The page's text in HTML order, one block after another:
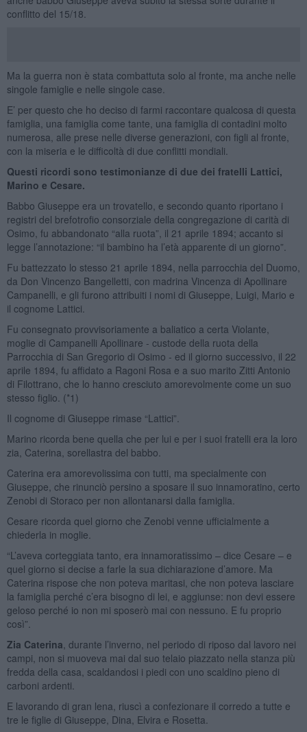
conflitto del 15/18.
Ma la guerra non è stata combattuta solo al fronte, ma anche nelle
singole famiglie e nelle singole case.
E’ per questo che ho deciso di farmi raccontare qualcosa di questa
famiglia, una famiglia come tante, una famiglia di contadini molto
numerosa, alle prese nelle diverse generazioni, con figli al fronte,
con la miseria e le difficoltà di due conflitti mondiali.
Questi ricordi sono testimonianze di due dei fratelli Lattici,
Marino e Cesare.
Babbo Giuseppe era un trovatello, e secondo quanto riportano i
registri del brefotrofio consorziale della congregazione di carità di
Osimo, fu abbandonato “alla ruota”, il 21 aprile 1894; accanto si
legge l’annotazione: “il bambino ha l’età apparente di un giorno”.
Fu battezzato lo stesso 21 aprile 1894, nella parrocchia del Duomo,
da Don Vincenzo Bangelletti, con madrina Vincenza di Apollinare
Campanelli, e gli furono attribuiti i nomi di Giuseppe, Luigi, Mario e
il cognome Lattici.
Fu consegnato provvisoriamente a baliatico a certa Violante,
moglie di Campanelli Apollinare - custode della ruota della
Parrocchia di San Gregorio di Osimo - ed il giorno successivo, il 22
aprile 1894, fu affidato a Ragoni Rosa e a suo marito Zitti Antonio
di Filottrano, che lo hanno cresciuto amorevolmente come un suo
stesso figlio. (*1)
Il cognome di Giuseppe rimase “Lattici”.
Marino ricorda bene quella che per lui e per i suoi fratelli era la loro
zia, Caterina, sorellastra del babbo.
Caterina era amorevolissima con tutti, ma specialmente con
Giuseppe, che rinunciò persino a sposare il suo innamoratino, certo
Zenobi di Storaco per non allontanarsi dalla famiglia.
Cesare ricorda quel giorno che Zenobi venne ufficialmente a
chiederla in moglie.
“L’aveva corteggiata tanto, era innamoratissimo – dice Cesare – e
quel giorno si decise a farle la sua dichiarazione d’amore. Ma
Caterina rispose che non poteva maritasi, che non poteva lasciare
la famiglia perché c’era bisogno di lei, e aggiunse: non devi essere
geloso perché io non mi sposerò mai con nessuno. E fu proprio
così”.
Zia Caterina , durante l’inverno, nel periodo di riposo dal lavoro nei
campi, non si muoveva mai dal suo telaio piazzato nella stanza più
fredda della casa, scaldandosi i piedi con uno scaldino pieno di
carboni ardenti.
E lavorando di gran lena, riuscì a confezionare il corredo a tutte e
tre le figlie di Giuseppe, Dina, Elvira e Rosetta.